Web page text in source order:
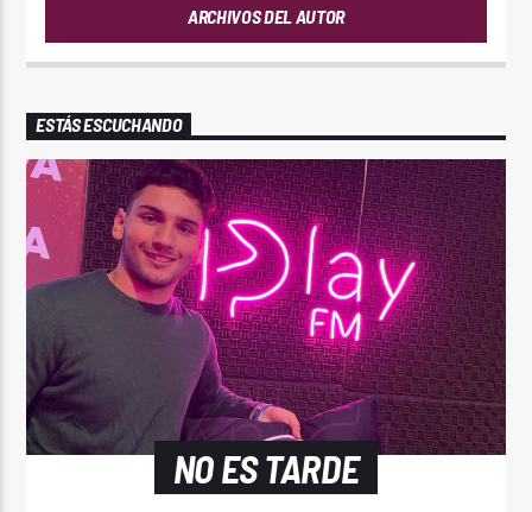
ARCHIVOS DEL AUTOR
ESTÁS ESCUCHANDO
NO ES TARDE